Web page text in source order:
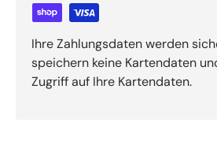
Ihre Zahlungsdaten werden
speichern keine Kartendaten
Zugriff auf Ihre Kartendaten.